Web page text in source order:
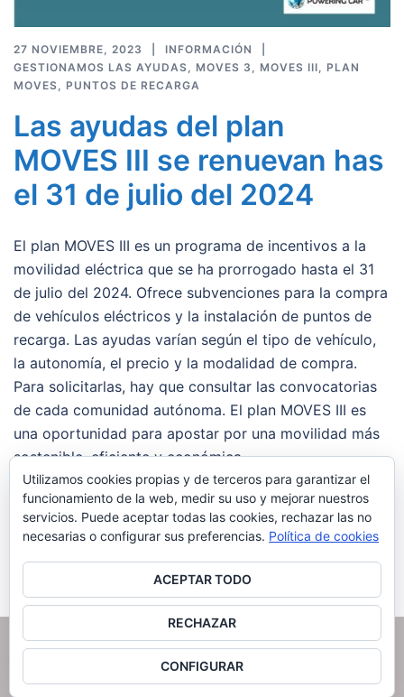
27 NOVIEMBRE, 2023
INFORMACIÓN
GESTIONAMOS LAS AYUDAS, MOVES 3 , MOVES III, PLAN
MOVES, PUNTOS DE RECARGA
Las ayudas del plan
MOVES III se renuevan has
el 31 de julio del 2024
El plan MOVES III es un programa de incentivos a la
movilidad eléctrica que se ha prorrogado hasta el 31
de julio del 2024. Ofrece subvenciones para la compra
de vehículos eléctricos y la instalación de puntos de
recarga. Las ayudas varían según el tipo de vehículo,
la autonomía, el precio y la modalidad de compra.
Para solicitarlas, hay que consultar las convocatorias
de cada comunidad autónoma. El plan MOVES III es
una oportunidad para apostar por una movilidad más
sostenible, eficiente y económica.
Facebook
Twitter
EmailCompartir
Leer más
© 2026 Powering Car Solutions.
Utilizamos cookies propias y de terceros para garantizar el
funcionamiento de la web, medir su uso y mejorar nuestros
servicios. Puede aceptar todas las cookies, rechazar las no
necesarias o configurar sus preferencias. Política de cookies
ACEPTAR TODO
RECHAZAR
CONFIGURAR